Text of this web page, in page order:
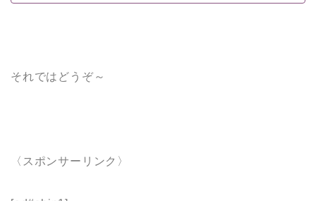
それではどうぞ～
〈スポンサーリンク〉